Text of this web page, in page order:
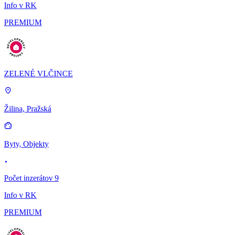
Info v RK
PREMIUM
ZELENÉ VLČINCE
Žilina, Pražská
Byty, Objekty
Počet inzerátov 9
Info v RK
PREMIUM